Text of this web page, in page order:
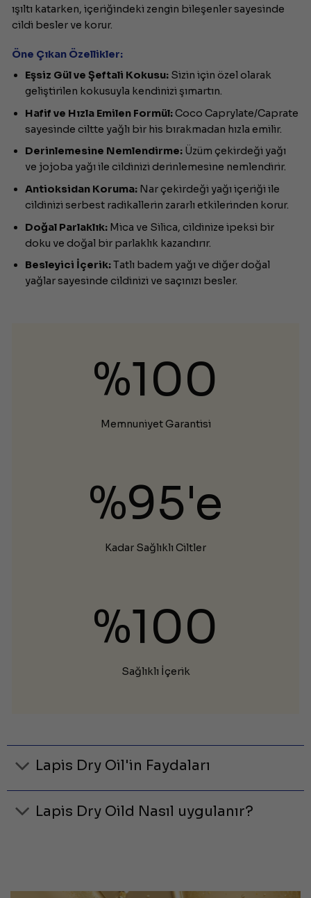
ışıltı katarken, içeriğindeki zengin bileşenler sayesinde
cildi besler ve korur.
Öne Çıkan Özellikler:
Eşsiz Gül ve Şeftali Kokusu: Sizin için özel olarak
geliştirilen kokusuyla kendinizi şımartın.
Hafif ve Hızla Emilen Formül:Coco Caprylate/Caprate
sayesinde ciltte yağlı bir his bırakmadan hızla emilir.
Derinlemesine Nemlendirme:Üzüm çekirdeği yağı
ve jojoba yağı ile cildinizi derinlemesine nemlendirir.
Antioksidan Koruma:Nar çekirdeği yağı içeriği ile
cildinizi serbest radikallerin zararlı etkilerinden korur.
Doğal Parlaklık:Mica ve Silica, cildinize ipeksi bir
doku ve doğal bir parlaklık kazandırır.
Besleyici İçerik:Tatlı badem yağı ve diğer doğal
yağlar sayesinde cildinizi ve saçınızı besler.
%100
Memnuniyet Garantisi
%95'e
Kadar Sağlıklı Ciltler
%100
Sağlıklı İçerik
Lapis Dry Oil'in Faydaları
Lapis Dry Oild Nasıl uygulanır?